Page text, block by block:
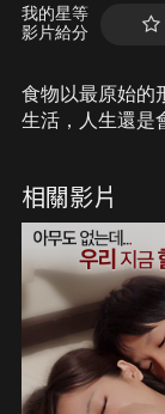
我的星等
影片給分
食物以最原始的
生活，人生還是
相關影片